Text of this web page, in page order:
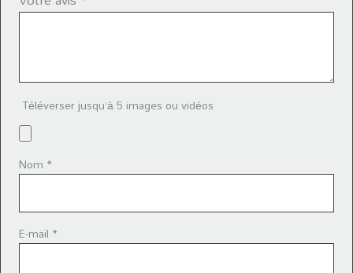
Téléverser jusqu‘à 5 images ou vidéos
Nom *
E-mail *